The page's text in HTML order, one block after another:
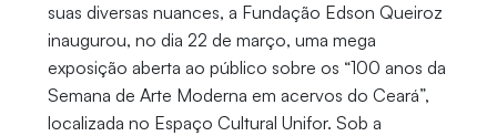
suas diversas nuances, a Fundação Edson Queiroz
inaugurou, no dia 22 de março, uma mega
exposição aberta ao público sobre os “100 anos da
Semana de Arte Moderna em acervos do Ceará”,
localizada no Espaço Cultural Unifor. Sob a